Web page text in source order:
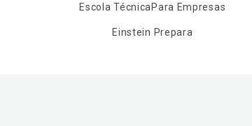
Escola TécnicaPara Empresas
Einstein Prepara